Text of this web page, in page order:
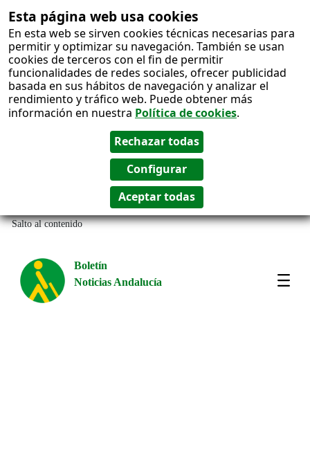
Esta página web usa cookies
En esta web se sirven cookies técnicas necesarias para
permitir y optimizar su navegación. También se usan
cookies de terceros con el fin de permitir
funcionalidades de redes sociales, ofrecer publicidad
basada en sus hábitos de navegación y analizar el
rendimiento y tráfico web. Puede obtener más
información en nuestra Política de cookies.
Salto al contenido
Boletín
Noticias Andalucía